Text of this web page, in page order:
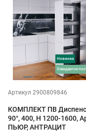
Новинка
ожидается
Артикул 2900809846
КОМПЛЕКТ ПВ
90°, 400, H 1200-1600,
ПЬЮР, АНТРАЦИТ